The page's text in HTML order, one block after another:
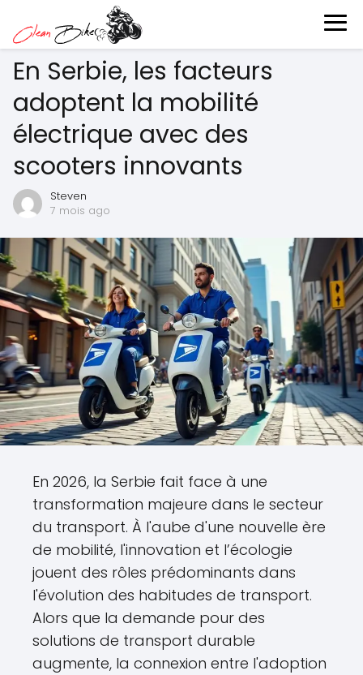
En Serbie, les facteurs
adoptent la mobilité
électrique avec des
scooters innovants
Steven
7 mois ago
En 2026, la Serbie fait face à une
transformation majeure dans le secteur
du transport. À l'aube d'une nouvelle ère
de mobilité, l'innovation et l’écologie
jouent des rôles prédominants dans
l'évolution des habitudes de transport.
Alors que la demande pour des
solutions de transport durable
augmente, la connexion entre l'adoption